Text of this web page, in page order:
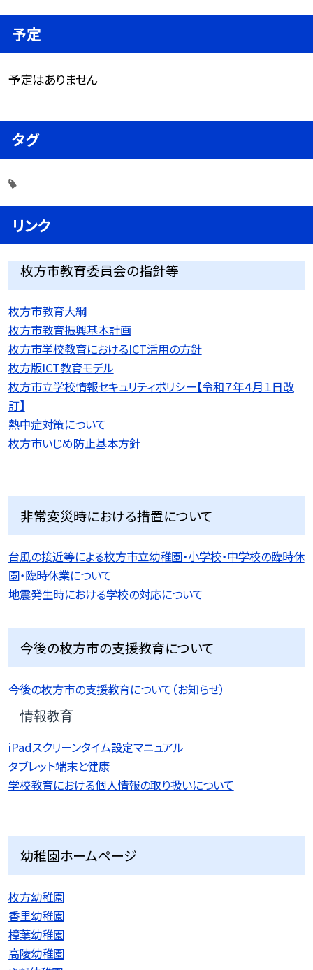
予定
予定はありません
タグ
リンク
枚方市教育委員会の指針等
枚方市教育大綱
枚方市教育振興基本計画
枚方市学校教育におけるICT活用の方針
枚方版ICT教育モデル
枚方市立学校情報セキュリティポリシー【令和７年４月１日改
訂】
熱中症対策について
枚方市いじめ防止基本方針
非常変災時における措置について
台風の接近等による枚方市立幼稚園・小学校・中学校の臨時休
園・臨時休業について
地震発生時における学校の対応について
今後の枚方市の支援教育について
今後の枚方市の支援教育について（お知らせ）
情報教育
iPadスクリーンタイム設定マニュアル
タブレット端末と健康
学校教育における個人情報の取り扱いについて
幼稚園ホームページ
枚方幼稚園
香里幼稚園
樟葉幼稚園
高陵幼稚園